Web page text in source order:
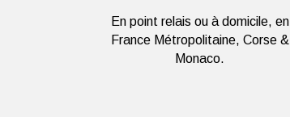
En point relais ou à domicile, en
France Métropolitaine, Corse &
Monaco.